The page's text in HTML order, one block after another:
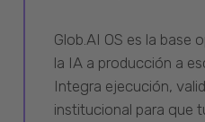
Glob.AI OS es la base
la IA a producción a
Integra ejecución,
institucional para que